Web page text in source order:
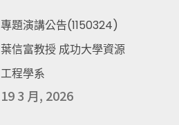
專題演講公告(1150324)
葉信富教授 成功大學資源
工程學系
19 3 月, 2026